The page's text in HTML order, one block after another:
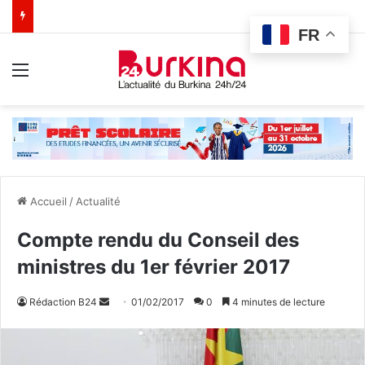
Accueil / Actualité
Compte rendu du Conseil des
ministres du 1er février 2017
Rédaction B24 01/02/2017 0 4 minutes de lecture
FR